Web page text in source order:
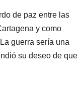
de paz entre las
y como
guerra sería una
su deseo de que